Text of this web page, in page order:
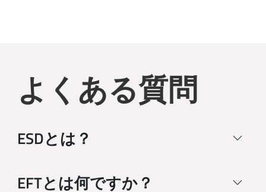
よくある質問
ESDとは？
EFTとは何ですか？